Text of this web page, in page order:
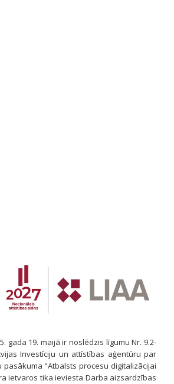
gada 19. maijā ir noslēdzis līgumu Nr. 9.2-
Investīciju un attīstības aģentūru par
pasākuma "Atbalsts procesu digitalizācijai
ietvaros tika ieviesta Darba aizsardzības